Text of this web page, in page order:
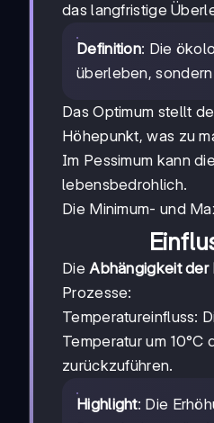
das langfristige
Definition: Die
überleben,
Das Optimum stellt
Höhepunkt, was zu
Im Pessimum kann
lebensbedrohlich.
Die Minimum- und
DieAbhängigkeit der
Prozesse:
Temperatureinfluss:
Temperatur um 10°C
zurückzuführen.
Highlight: Die